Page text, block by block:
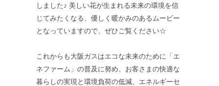
しました♪ 美しい花が生まれる未来の環境を信
じてみたくなる、優しく暖かみのあるムービー
となっていますので、ぜひご覧ください☆
これからも大阪ガスはエコな未来のために「エ
ネファーム」の普及に努め、お客さまの快適な
暮らしの実現と環境負荷の低減、エネルギーセ